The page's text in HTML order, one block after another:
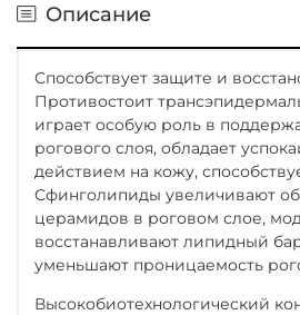
Описание
Способствует защите и
Противостоит
играет особую роль в
рогового слоя, обладает
действием на кожу,
Сфинголипиды увеличивают
церамидов в роговом слое,
восстанавливают липидный
уменьшают проницаемость
Высокобиотехнологический